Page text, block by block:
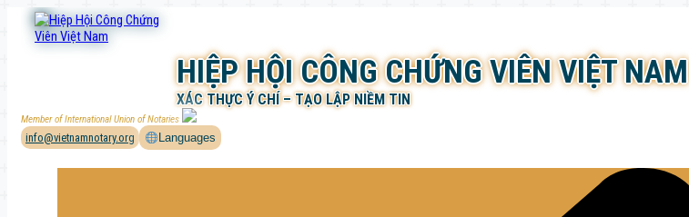
Chuyển
HIỆP HỘI CÔNG CHỨNG VIÊN VIỆT NAM
XÁC THỰC Ý CHÍ – TẠO LẬP NIỀM TIN
Member of International Union of Notaries
info@vietnamnotary.org Languages